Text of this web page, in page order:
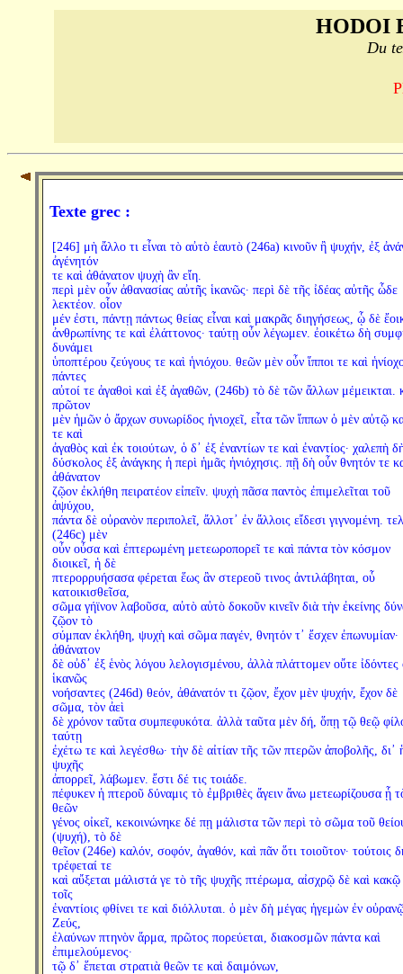
HODOI
Du
Texte grec :
[246] μὴ ἄλλο τι εἶναι τὸ αὐτὸ ἑαυτὸ (246a) κινοῦν ἢ ψυχήν, ἐξ
ἀγένητόν
τε καὶ ἀθάνατον ψυχὴ ἂν εἴη.
περὶ μὲν οὖν ἀθανασίας αὐτῆς ἱκανῶς· περὶ δὲ τῆς ἰδέας αὐτῆς ὧδε
λεκτέον. οἷον
μέν ἐστι, πάντῃ πάντως θείας εἶναι καὶ μακρᾶς διηγήσεως, ᾧ δὲ
ἀνθρωπίνης τε καὶ ἐλάττονος· ταύτῃ οὖν λέγωμεν. ἐοικέτω δὴ
δυνάμει
ὑποπτέρου ζεύγους τε καὶ ἡνιόχου. θεῶν μὲν οὖν ἵπποι τε καὶ
πάντες
αὐτοί τε ἀγαθοὶ καὶ ἐξ ἀγαθῶν, (246b) τὸ δὲ τῶν ἄλλων μέμεικται.
πρῶτον
μὲν ἡμῶν ὁ ἄρχων συνωρίδος ἡνιοχεῖ, εἶτα τῶν ἵππων ὁ μὲν αὐτῷ
τε καὶ
ἀγαθὸς καὶ ἐκ τοιούτων, ὁ δ᾽ ἐξ ἐναντίων τε καὶ ἐναντίος· χαλεπὴ
δύσκολος ἐξ ἀνάγκης ἡ περὶ ἡμᾶς ἡνιόχησις. πῇ δὴ οὖν θνητόν τε
ἀθάνατον
ζῷον ἐκλήθη πειρατέον εἰπεῖν. ψυχὴ πᾶσα παντὸς ἐπιμελεῖται τοῦ
ἀψύχου,
πάντα δὲ οὐρανὸν περιπολεῖ, ἄλλοτ᾽ ἐν ἄλλοις εἴδεσι γιγνομένη.
(246c) μὲν
οὖν οὖσα καὶ ἐπτερωμένη μετεωροπορεῖ τε καὶ πάντα τὸν κόσμον
διοικεῖ, ἡ δὲ
πτερορρυήσασα φέρεται ἕως ἂν στερεοῦ τινος ἀντιλάβηται, οὗ
κατοικισθεῖσα,
σῶμα γήϊνον λαβοῦσα, αὐτὸ αὑτὸ δοκοῦν κινεῖν διὰ τὴν ἐκείνης
ζῷον τὸ
σύμπαν ἐκλήθη, ψυχὴ καὶ σῶμα παγέν, θνητόν τ᾽ ἔσχεν ἐπωνυμίαν·
ἀθάνατον
δὲ οὐδ᾽ ἐξ ἑνὸς λόγου λελογισμένου, ἀλλὰ πλάττομεν οὔτε ἰδόντες
ἱκανῶς
νοήσαντες (246d) θεόν, ἀθάνατόν τι ζῷον, ἔχον μὲν ψυχήν, ἔχον δὲ
σῶμα, τὸν ἀεὶ
δὲ χρόνον ταῦτα συμπεφυκότα. ἀλλὰ ταῦτα μὲν δή, ὅπῃ τῷ θεῷ
ταύτῃ
ἐχέτω τε καὶ λεγέσθω· τὴν δὲ αἰτίαν τῆς τῶν πτερῶν ἀποβολῆς, δι᾽
ψυχῆς
ἀπορρεῖ, λάβωμεν. ἔστι δέ τις τοιάδε.
πέφυκεν ἡ πτεροῦ δύναμις τὸ ἐμβριθὲς ἄγειν ἄνω μετεωρίζουσα ᾗ
θεῶν
γένος οἰκεῖ, κεκοινώνηκε δέ πῃ μάλιστα τῶν περὶ τὸ σῶμα τοῦ
(ψυχή), τὸ δὲ
θεῖον (246e) καλόν, σοφόν, ἀγαθόν, καὶ πᾶν ὅτι τοιοῦτον· τούτοις
τρέφεταί τε
καὶ αὔξεται μάλιστά γε τὸ τῆς ψυχῆς πτέρωμα, αἰσχρῷ δὲ καὶ κακῷ
τοῖς
ἐναντίοις φθίνει τε καὶ διόλλυται. ὁ μὲν δὴ μέγας ἡγεμὼν ἐν
Ζεύς,
ἐλαύνων πτηνὸν ἅρμα, πρῶτος πορεύεται, διακοσμῶν πάντα καὶ
ἐπιμελούμενος·
τῷ δ᾽ ἕπεται στρατιὰ θεῶν τε καὶ δαιμόνων,